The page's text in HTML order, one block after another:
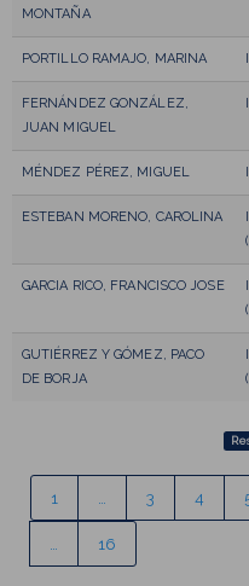
MONTAÑA
PORTILLO RAMAJO, MARINA
FERNÁNDEZ GONZÁLEZ,
JUAN MIGUEL
MÉNDEZ PÉREZ, MIGUEL
ESTEBAN MORENO, CAROLINA
GARCIA RICO, FRANCISCO JOSE
GUTIÉRREZ Y GÓMEZ, PACO
DE BORJA
1 3 4
16